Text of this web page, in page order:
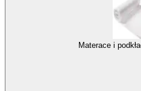
Materace i